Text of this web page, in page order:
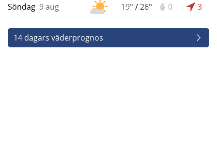
Söndag 9 aug 19° /26° 0 3
14 dagars väderprognos